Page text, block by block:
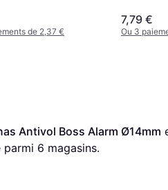
de 2,37 €
7,79 €
Ou 3
Antivol Boss Alarm Ø14mm
parmi 6 magasins.